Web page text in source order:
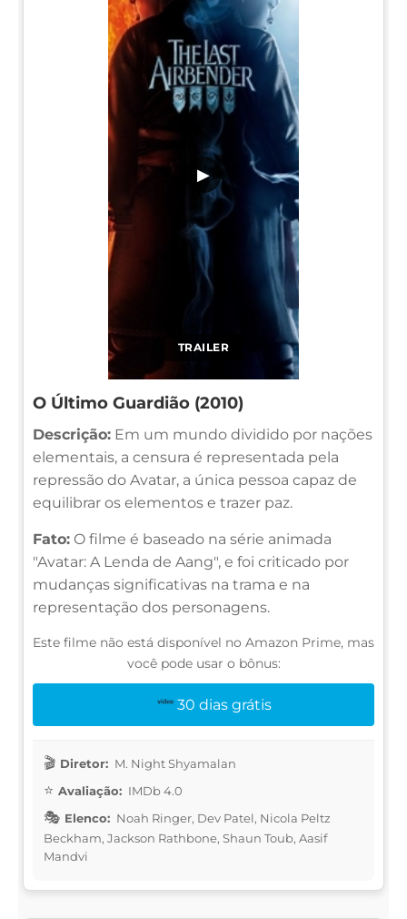
TRAILER
▶
O Último Guardião (2010)
Descrição: Em um mundo dividido por nações
elementais, a censura é representada pela
repressão do Avatar, a única pessoa capaz de
equilibrar os elementos e trazer paz.
Fato: O filme é baseado na série animada
"Avatar: A Lenda de Aang", e foi criticado por
mudanças significativas na trama e na
representação dos personagens.
Este filme não está disponível no Amazon Prime, mas
você pode usar o bônus:
30 dias grátis
Diretor: M. Night Shyamalan
Avaliação: IMDb 4.0
Elenco: Noah Ringer, Dev Patel, Nicola Peltz
Beckham, Jackson Rathbone, Shaun Toub, Aasif
Mandvi